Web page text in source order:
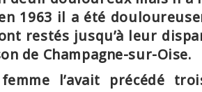
1963 il a été
restés jusqu’à leur
de Champagne-sur-Oise.
l’avait précédé